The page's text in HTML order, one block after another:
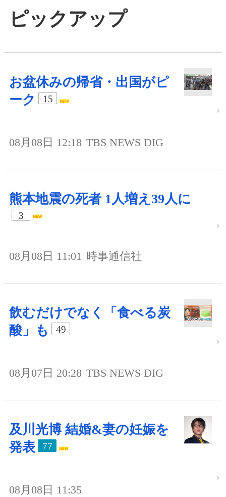
ピックアップ
お盆休みの帰省・出国がピ
ーク
15
08月08日 12:18 TBS NEWS DIG
熊本地震の死者 1人増え39人に
3
08月08日 11:01 時事通信社
飲むだけでなく「食べる炭
酸」も
49
08月07日 20:28 TBS NEWS DIG
及川光博 結婚&妻の妊娠を
発表
77
08月08日 11:35